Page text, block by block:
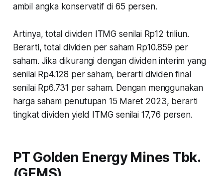
ambil angka konservatif di 65 persen.
Artinya, total dividen ITMG senilai Rp12 triliun.
Berarti, total dividen per saham Rp10.859 per
saham. Jika dikurangi dengan dividen interim yang
senilai Rp4.128 per saham, berarti dividen final
senilai Rp6.731 per saham. Dengan menggunakan
harga saham penutupan 15 Maret 2023, berarti
tingkat dividen yield ITMG senilai 17,76 persen.
PT Golden Energy Mines Tbk.